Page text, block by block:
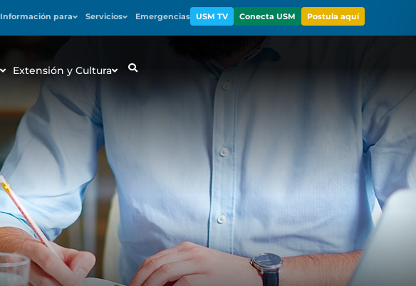
Información para Servicios Emergencias USM TV Conecta USM Postula aquí
Extensión y Cultura